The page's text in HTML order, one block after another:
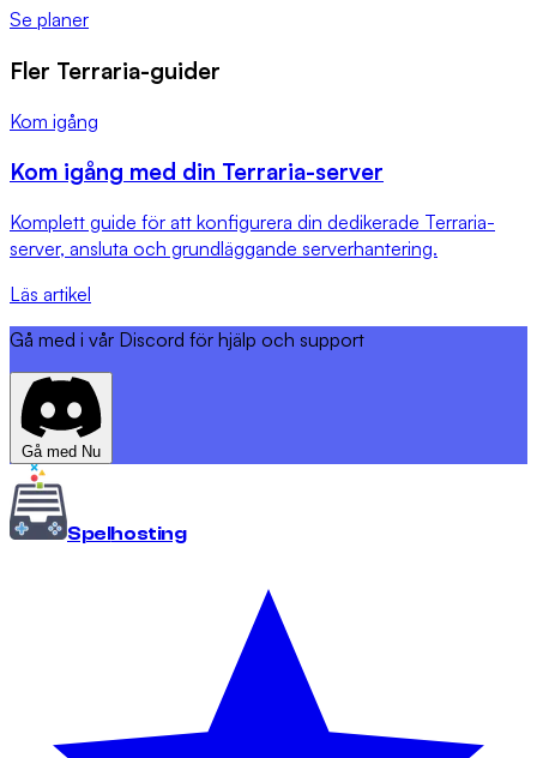
Se planer
Fler Terraria-guider
Kom igång
Kom igång med din Terraria-server
Komplett guide för att konfigurera din dedikerade Terraria-
server, ansluta och grundläggande serverhantering.
Läs artikel
Gå med i vår Discord för hjälp och support
Gå med Nu
Spelhosting